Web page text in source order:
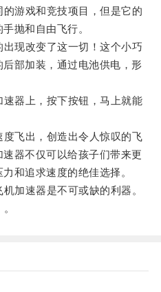
游戏和竞技项目，但是它的
抛和自由飞行。
现改变了这一切！这个小巧
部加装，通过电池供电，形
器上，按下按钮，马上就能
飞出，创造出令人惊叹的飞
器不仅可以给孩子们带来更
和追求速度的绝佳选择。
速器是不可或缺的利器。